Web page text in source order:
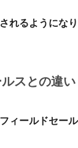
れるようになり
スとの違い
ィールドセー